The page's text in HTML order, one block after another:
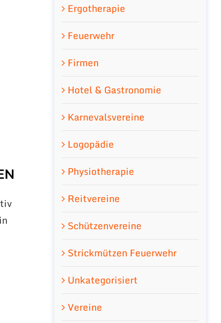
Ergotherapie
Feuerwehr
Firmen
Hotel & Gastronomie
Karnevalsvereine
Logopädie
Physiotherapie
Reitvereine
Schützenvereine
Strickmützen Feuerwehr
Unkategorisiert
Vereine